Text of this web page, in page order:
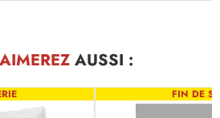
AUSSI :
FIN DE